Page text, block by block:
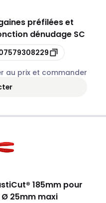
préfilées et
dénudage SC
au prix et commander
185mm pour
25mm maxi